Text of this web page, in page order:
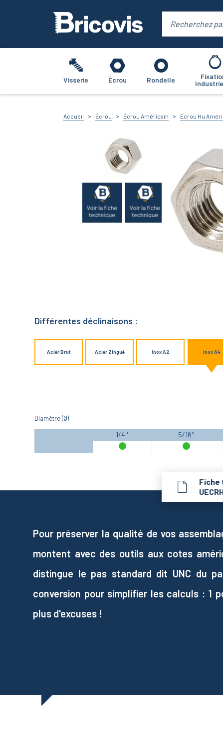
Visserie Écrou Rondelle
Accueil Écrou Écrou Américain Écrou Hu
Différentes déclinaisons :
Acier Brut Acier Zingué Inox A2 Inox A4
Diamètre (Ø)
1/4'' 5/16''
Fiche
Pour préserver la qualité de vos
montent avec des outils aux cotes
distingue le pas standard dit UNC du
conversion pour simplifier les calculs : 1
plus d'excuses !